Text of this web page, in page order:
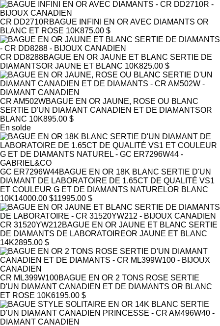
CR DD2710RBAGUE INFINI EN OR AVEC DIAMANTS OR
BLANC ET ROSE 10K875.00 $
CR DD8288BAGUE EN OR JAUNE ET BLANC SERTIE DE
DIAMANTSOR JAUNE ET BLANC 10K825.00 $
CR AM502WBAGUE EN OR JAUNE, ROSE OU BLANC
SERTIE D'UN DIAMANT CANADIEN ET DE DIAMANTSOR
BLANC 10K895.00 $
En solde
GC ER7296W44BAGUE EN OR 18K BLANC SERTIE D'UN
DIAMANT DE LABORATOIRE DE 1.65CT DE QUALITÉ VS1
ET COULEUR G ET DE DIAMANTS NATURELOR BLANC
10K14000.00 $11995.00 $
CR 31520YW212BAGUE EN OR JAUNE ET BLANC SERTIE
DE DIAMANTS DE LABORATOIREOR JAUNE ET BLANC
14K2895.00 $
CR ML399W100BAGUE EN OR 2 TONS ROSE SERTIE
D'UN DIAMANT CANADIEN ET DE DIAMANTS OR BLANC
ET ROSE 10K6195.00 $